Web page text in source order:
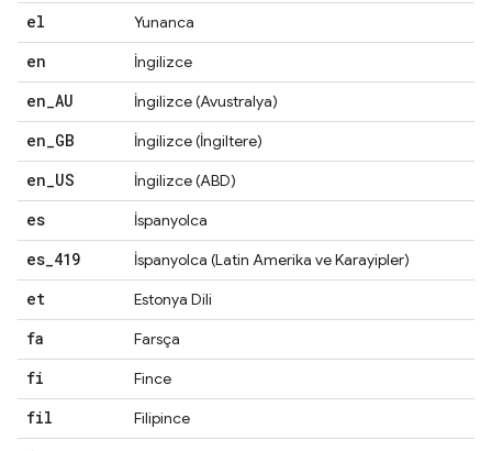
el Yunanca
en İngilizce
en AU İngilizce (Avustralya)
en GB İngilizce (İngiltere)
en US İngilizce (ABD)
es İspanyolca
es 419 İspanyolca (Latin Amerika ve Karayipler)
et Estonya Dili
fa Farsça
fi Fince
fil Filipince